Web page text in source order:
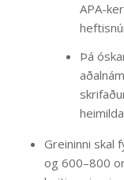
APA-
Þá
Greininni skal
og 600–800